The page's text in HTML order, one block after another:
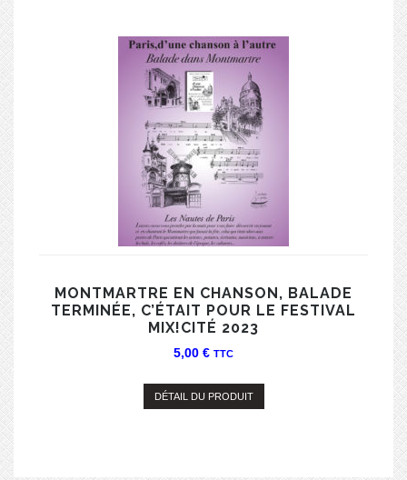
MONTMARTRE EN CHANSON, BALADE
TERMINÉE, C’ÉTAIT POUR LE FESTIVAL
MIX!CITÉ 2023
5,00 € TTC
DÉTAIL DU PRODUIT